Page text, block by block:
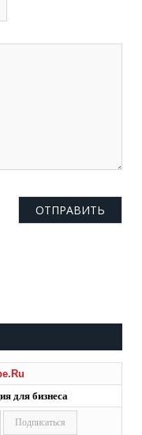
для бизнеса